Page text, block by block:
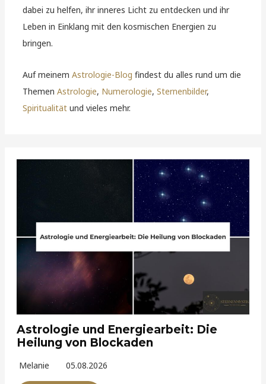
dabei zu helfen, ihr inneres Licht zu entdecken und ihr
Leben in Einklang mit den kosmischen Energien zu
bringen.
Auf meinemAstrologie-Blog findest du alles rund um die
ThemenAstrologie, Numerologie,Sternenbilder,
Spiritualität und vieles mehr.
Astrologie und Energiearbeit: Die
Heilung von Blockaden
Melanie 05.08.2026